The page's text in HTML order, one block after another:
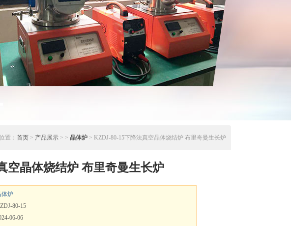
置： 首页 > 产品展示 > > 晶体炉 > KZDJ-80-15下降法真空晶体烧结炉 布里奇曼生长炉
空晶体烧结炉 布里奇曼生长炉
体炉
80-15
06-06